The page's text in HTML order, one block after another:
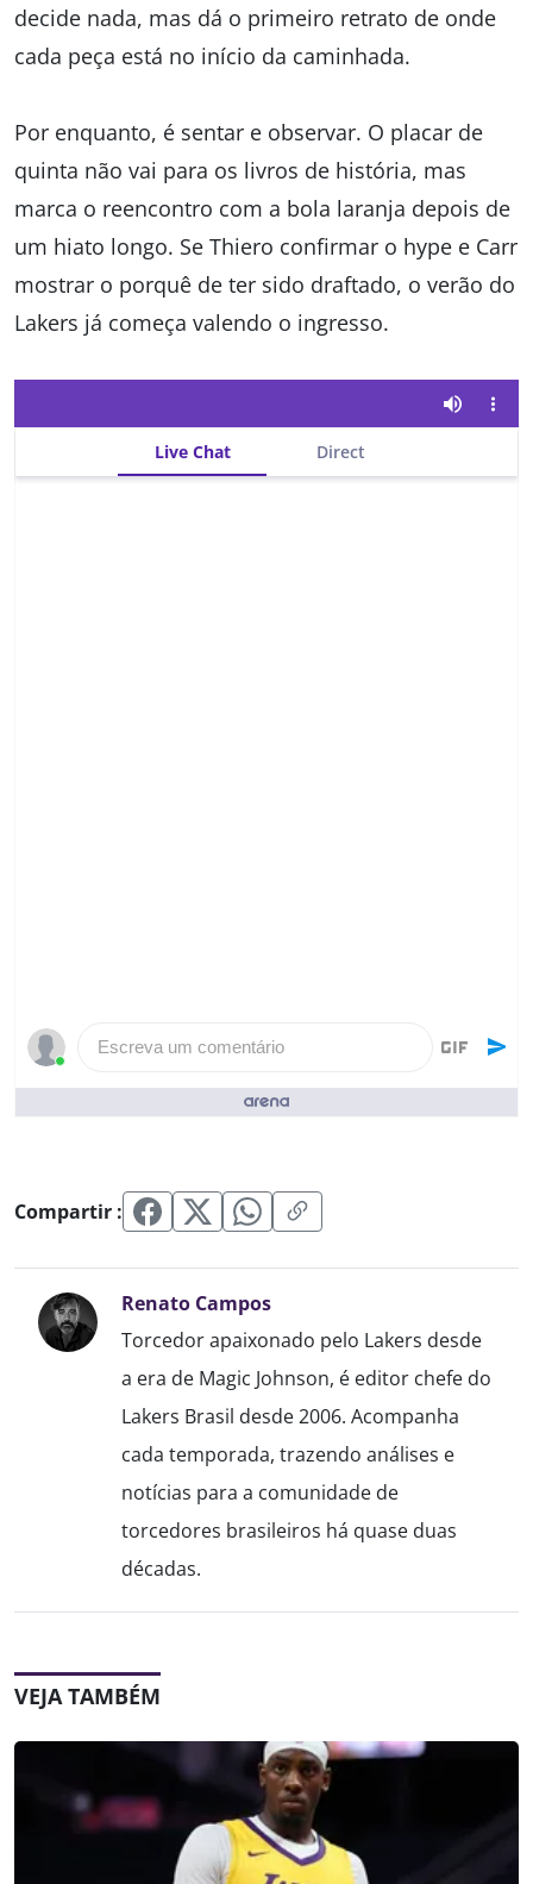
decide nada, mas dá o primeiro retrato de onde
cada peça está no início da caminhada.
Por enquanto, é sentar e observar. O placar de
quinta não vai para os livros de história, mas
marca o reencontro com a bola laranja depois de
um hiato longo. Se Thiero confirmar o hype e Carr
mostrar o porquê de ter sido draftado, o verão do
Lakers já começa valendo o ingresso.
Live Chat Direct
Escreva um comentário
Pessoas que curtiram ()
Compartir :
Renato Campos
Torcedor apaixonado pelo Lakers desde
a era de Magic Johnson, é editor chefe do
Lakers Brasil desde 2006. Acompanha
cada temporada, trazendo análises e
notícias para a comunidade de
torcedores brasileiros há quase duas
décadas.
VEJA TAMBÉM